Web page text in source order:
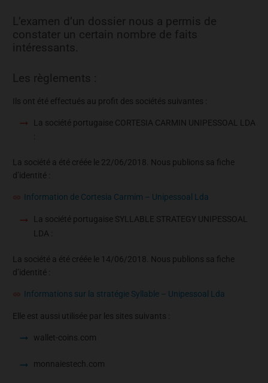
L’examen d’un dossier nous a permis de
constater un certain nombre de faits
intéressants.
Les règlements :
Ils ont été effectués au profit des sociétés suivantes :
La société portugaise CORTESIA CARMIN UNIPESSOAL LDA
:
La société a été créée le 22/06/2018. Nous publions sa fiche
d’identité :
Information de Cortesia Carmim – Unipessoal Lda
La société portugaise SYLLABLE STRATEGY UNIPESSOAL
LDA :
La société a été créée le 14/06/2018. Nous publions sa fiche
d’identité :
Informations sur la stratégie Syllable – Unipessoal Lda
Elle est aussi utilisée par les sites suivants :
wallet-coins.com
monnaiestech.com